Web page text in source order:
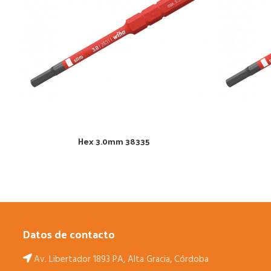
Hex 3.0mm 38335
Datos de contacto
Av. Libertador 1893 PA, Alta Gracia, Córdoba